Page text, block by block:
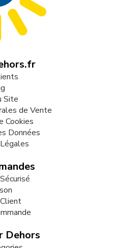
Site
de Vente
Cookies
Données
Dehors